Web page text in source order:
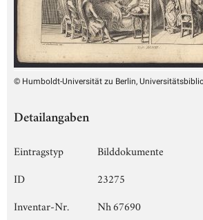
© Humboldt-Universität zu Berlin,
Detailangaben
Eintragstyp
Bilddokumente
ID
23275
Inventar-Nr.
Nh 67690